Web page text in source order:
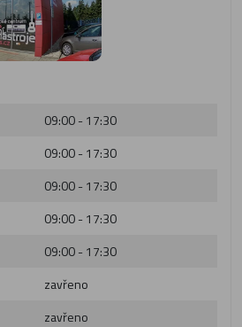
09:00 - 17:30
09:00 - 17:30
09:00 - 17:30
09:00 - 17:30
09:00 - 17:30
zavřeno
zavřeno